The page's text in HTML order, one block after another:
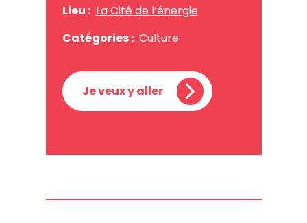
Lieu : La Cité de l’énergie
Catégories : Culture
Je veux y aller